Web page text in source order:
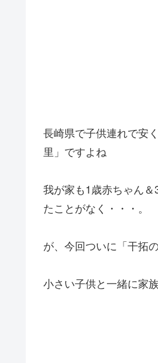
長崎県で子供連れで安
里」ですよね
我が家も1歳赤ちゃん
たことがなく・・・。
が、今回ついに「干拓
小さい子供と一緒に家